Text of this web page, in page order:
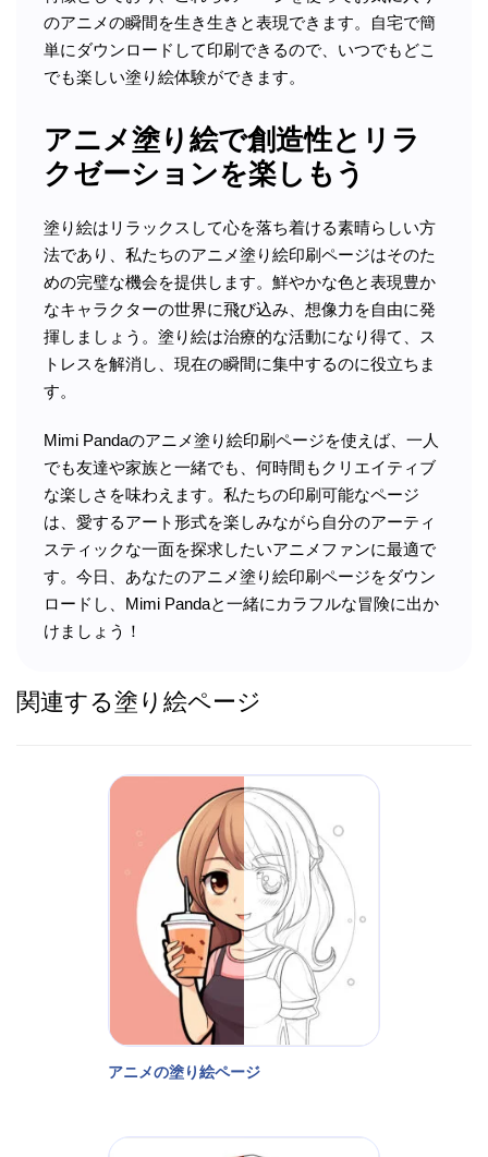
のアニメの瞬間を生き生きと表現できます。自宅で簡
単にダウンロードして印刷できるので、いつでもどこ
でも楽しい塗り絵体験ができます。
アニメ塗り絵で創造性とリラ
クゼーションを楽しもう
塗り絵はリラックスして心を落ち着ける素晴らしい方
法であり、私たちのアニメ塗り絵印刷ページはそのた
めの完璧な機会を提供します。鮮やかな色と表現豊か
なキャラクターの世界に飛び込み、想像力を自由に発
揮しましょう。塗り絵は治療的な活動になり得て、ス
トレスを解消し、現在の瞬間に集中するのに役立ちま
す。
Mimi Pandaのアニメ塗り絵印刷ページを使えば、一人
でも友達や家族と一緒でも、何時間もクリエイティブ
な楽しさを味わえます。私たちの印刷可能なページ
は、愛するアート形式を楽しみながら自分のアーティ
スティックな一面を探求したいアニメファンに最適で
す。今日、あなたのアニメ塗り絵印刷ページをダウン
ロードし、Mimi Pandaと一緒にカラフルな冒険に出か
けましょう！
関連する塗り絵ページ
アニメの塗り絵ページ